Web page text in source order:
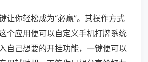
让你轻松成为“必赢”。其操作方式
个应用便可以自定义手机打牌系统
自己想要的开挂功能，一键便可以